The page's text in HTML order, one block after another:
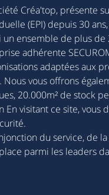
Créa'top, présente
(EPI) depuis 30
un ensemble de plus de
adhérente
adaptées aux
Nous vous offrons
20.000m² de stock
En visitant ce site, vous
du service, de
parmi les leaders